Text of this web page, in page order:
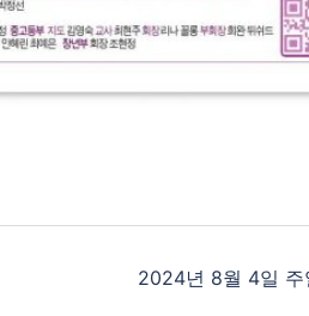
2024년 8월 4일 주